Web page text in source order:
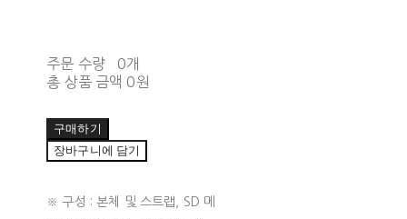
주문 수량
0개
총 상품 금액 0원
구매하기
장바구니에 담기
※ 구성 : 본체 및 스트랩, SD 메